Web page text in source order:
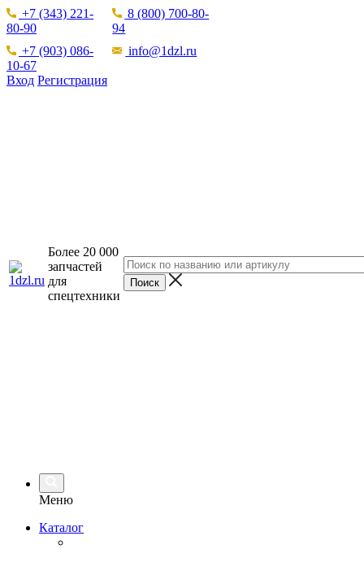
+7 (343) 221-
80-90
8 (800) 700-80-
94
+7 (903) 086-
10-67
info@1dzl.ru
Вход Регистрация
Более 20 000
запчастей
для
спецтехники
Меню
Каталог